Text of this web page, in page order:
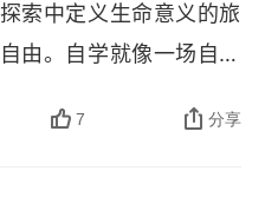
索中定义生命意义的旅
由。自学就像一场自己
玩什么、学多深，都由
7 分享